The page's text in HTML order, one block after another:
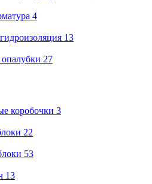
4
13
27
коробочки 3
22
53
13